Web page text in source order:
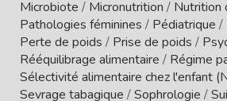
Microbiote / Micronutrition / Nutrition
Pathologies féminines / Pédiatrique /
Perte de poids / Prise de poids /
Rééquilibrage alimentaire / Régime
Sélectivité alimentaire chez l'enfant
Sevrage tabagique /Sophrologie /